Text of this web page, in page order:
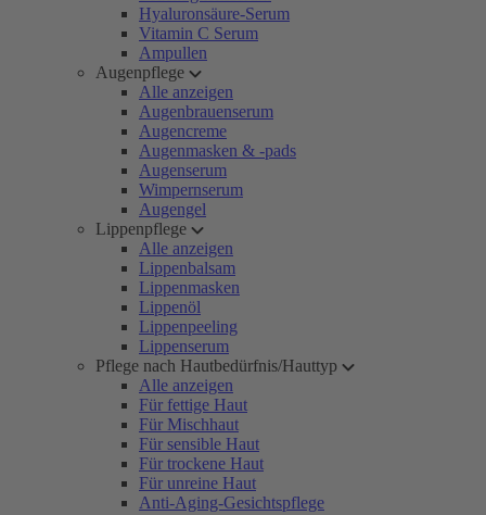
Hyaluronsäure-Serum
Vitamin C Serum
Ampullen
Augenpflege
Alle anzeigen
Augenbrauenserum
Augencreme
Augenmasken & -pads
Augenserum
Wimpernserum
Augengel
Lippenpflege
Alle anzeigen
Lippenbalsam
Lippenmasken
Lippenöl
Lippenpeeling
Lippenserum
Pflege nach Hautbedürfnis/Hauttyp
Alle anzeigen
Für fettige Haut
Für Mischhaut
Für sensible Haut
Für trockene Haut
Für unreine Haut
Anti-Aging-Gesichtspflege